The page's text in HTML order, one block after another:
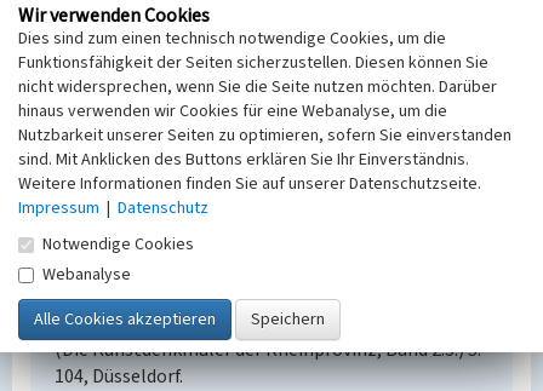
Literatur
Brand, Cordula; Hopp, Detlef; Roderig, Ralf;
Schneider, Elke (2010) Die Visualisierung des
Werdener Kastells. Das Stadtmodell der Stadt
Essen. (Berichte aus der Essener Denkmalpflege 2.)
Essen.
Keyser, Erich (1956)
(Deutsches Städtebuch. Handbuch städtischer
Geschichte, Band III.) S. 166, Stuttgart.
Rahtgens, Hugo / Clemen, Paul (Hrsg.) (1893)
Kunstdenkmäler der Stadt und des Kreises Essen.
(Die Kunstdenkmäler der Rheinprovinz, Band 2.3.) S.
104, Düsseldorf.
Wir verwenden Cookies
Dies sind zum einen technisch notwendige Cookies, um die
Funktionsfähigkeit der Seiten sicherzustellen. Diesen können Sie
nicht widersprechen, wenn Sie die Seite nutzen möchten. Darüber
hinaus verwenden wir Cookies für eine Webanalyse, um die
Nutzbarkeit unserer Seiten zu optimieren, sofern Sie einverstanden
sind. Mit Anklicken des Buttons erklären Sie Ihr Einverständnis.
Weitere Informationen finden Sie auf unserer Datenschutzseite.
Impressum | Datenschutz
Notwendige Cookies
Webanalyse